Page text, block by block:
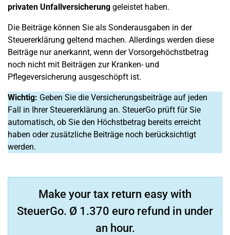
privaten Unfallversicherung geleistet haben.
Die Beiträge können Sie als Sonderausgaben in der
Steuererklärung geltend machen. Allerdings werden diese
Beiträge nur anerkannt, wenn der Vorsorgehöchstbetrag
noch nicht mit Beiträgen zur Kranken- und
Pflegeversicherung ausgeschöpft ist.
Wichtig: Geben Sie die Versicherungsbeiträge auf jeden
Fall in Ihrer Steuererklärung an. SteuerGo prüft für Sie
automatisch, ob Sie den Höchstbetrag bereits erreicht
haben oder zusätzliche Beiträge noch berücksichtigt
werden.
Make your tax return easy with
SteuerGo. Ø 1.370 euro refund in under
an hour.